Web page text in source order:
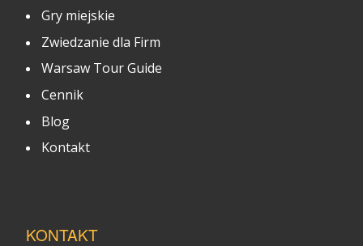
Gry miejskie
Zwiedzanie dla Firm
Warsaw Tour Guide
Cennik
Blog
Kontakt
KONTAKT